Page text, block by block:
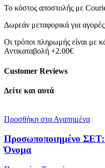
Το κόστος αποστολής με
Δωρεάν μεταφορικά για
Οι τρόποι πληρωμής είναι με
Αντικαταβολή +2.00€
Customer Reviews
Δείτε και αυτά
Προσθήκη στα Αγαπημένα
Προσωποποιημένο
Όνομα